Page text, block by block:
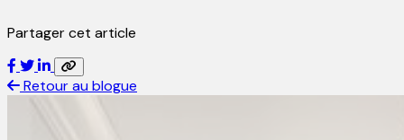
Partager cet article
Retour au blogue